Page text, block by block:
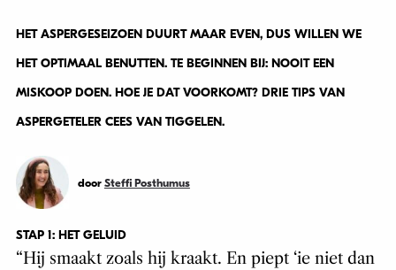
HET ASPERGESEIZOEN DUURT MAAR EVEN, DUS WILLEN WE
HET OPTIMAAL BENUTTEN. TE BEGINNEN BIJ: NOOIT EEN
MISKOOP DOEN. HOE JE DAT VOORKOMT? DRIE TIPS VAN
ASPERGETELER CEES VAN TIGGELEN.
door Steffi Posthumus
STAP 1: HET GELUID
“Hij smaakt zoals hij kraakt. En piept ‘ie niet dan